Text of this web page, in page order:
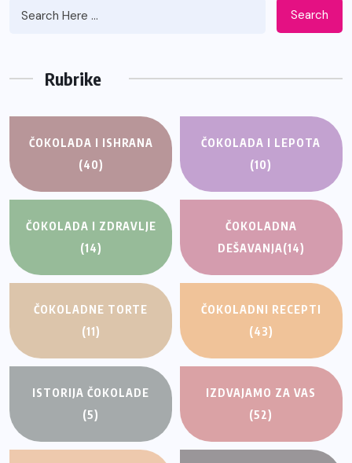
Search
Rubrike
ČOKOLADA I ISHRANA
(40)
ČOKOLADA I LEPOTA
(10)
ČOKOLADA I ZDRAVLJE
(14)
ČOKOLADNA
DEŠAVANJA(14)
ČOKOLADNE TORTE
(11)
ČOKOLADNI RECEPTI
(43)
ISTORIJA ČOKOLADE
(5)
IZDVAJAMO ZA VAS
(52)